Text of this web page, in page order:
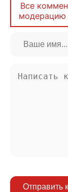
Все
модерацию
Отправить